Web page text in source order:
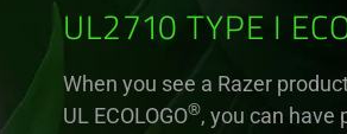
UL2710 TYPE I
When you see a Razer
UL ECOLOGO®, you can have